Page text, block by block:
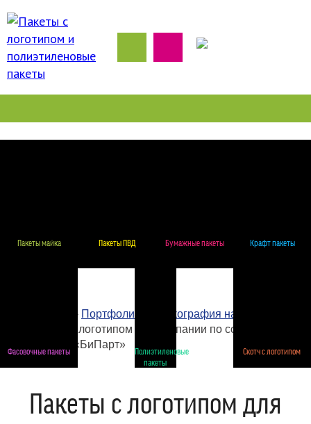
Пакеты майка Пакеты ПВД Бумажные пакеты Крафт пакеты
Фасовочные пакеты
Полиэтиленовые
пакеты
Скотч с логотипом
› Портфолио Шелкография на пакетах
Пакеты с логотипом для компании по сопровождению
бизнеса «БиПарт»
Пакеты с логотипом для